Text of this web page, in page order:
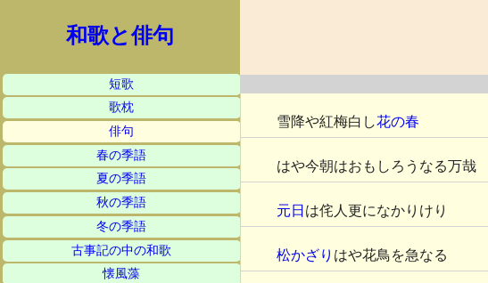
和歌と俳句
短歌
歌枕
俳句
春の季語
夏の季語
秋の季語
冬の季語
古事記の中の和歌
懐風藻
雪降や紅梅白し花の春
はや今朝はおもしろうなる万哉
元日 は侘人更になかりけり
松かざり はや花鳥を急なる